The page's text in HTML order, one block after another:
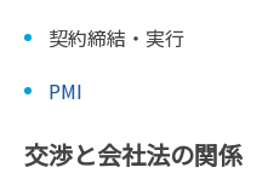
契約締結・実行
PMI
交渉と会社法の関係